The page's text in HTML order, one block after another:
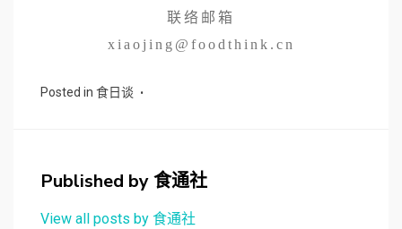
联络邮箱
xiaojing@foodthink.cn
Posted in 食日谈
Published by食通社
View all posts by 食通社